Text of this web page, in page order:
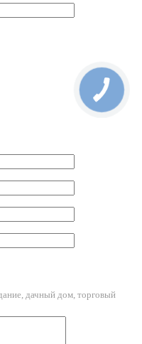
дачный дом, торговый